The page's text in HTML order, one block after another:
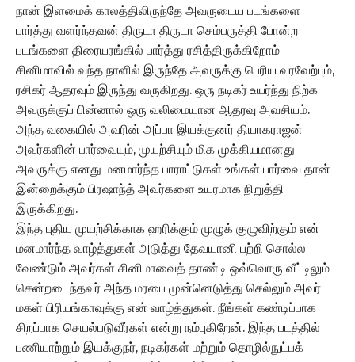
நான் இளமைக் காலத்திலிருந்தே அவருடைய படங்களை
பார்த்து வளர்ந்தவன் திருடா திருடா செம்பருத்தி போன்ற
படங்களை திரையரங்கில் பார்த்து ரசித்திருக்கிறோம்
சினிமாவில் வந்த நாளில் இருந்தே அவருக்கு பெரிய வரவேற்பும்,
ரசிகர் ஆதரவும் இருந்து வருகிறது. ஒரு நடிகர் உயர்ந்து நிற்க
அவருக்குப் பின்னால் ஒரு வலிமையான ஆதரவு அவசியம்.
அந்த வகையில் அவரின் அப்பா இயக்குனர் தியாகராஜன்
அவர்களின் பார்வையும், முயற்சியும் மிக முக்கியமானது
அவருக்கு எனது மனமார்ந்த பாராட்டுகள் உங்கள் பார்வை தான்
இன்றைக்கும் பிரஷாந்த் அவர்களை உயரமாக நிறுத்தி
இருக்கிறது.
இந்த புதிய முயற்சிக்காக ஹரிக்கும் முழுக் குழுவிற்கும் என்
மனமார்ந்த வாழ்த்துகள் அடுத்து தேவயானி பற்றி சொல்ல
வேண்டும் அவர்கள் சினிமாவைத் தாண்டி ஒவ்வொரு வீட்டிலும்
சென்றடைந்தவர் அந்த மரபை முன்னெடுத்து செல்லும் அவர்
மகள் பிரியங்காவுக்கு என் வாழ்த்துகள். நீங்கள் கண்டிப்பாக
சிறப்பாக செயல்படுவீர்கள் என்று நம்புகிறேன். இந்த படத்தில்
பணியாற்றும் இயக்குநர், நடிகர்கள் மற்றும் தொழில்நுட்பக்